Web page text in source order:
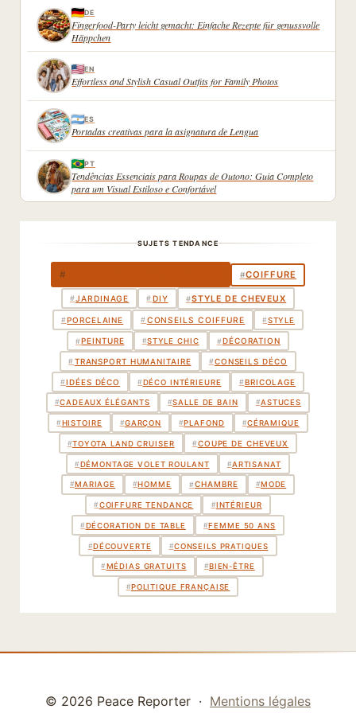
DE
Fingerfood-Party leicht gemacht: Einfache Rezepte für genussvolle
Häppchen
EN
Effortless and Stylish Casual Outfits for Family Photos
ES
Portadas creativas para la asignatura de Lengua
PT
Tendências Essenciais para Roupas de Outono: Guia Completo
para um Visual Estiloso e Confortável
SUJETS TENDANCE
# #COIFFURE
#JARDINAGE #DIY #STYLE DE CHEVEUX
#PORCELAINE #CONSEILS COIFFURE # STYLE
#PEINTURE #STYLE CHIC #DÉCORATION
#TRANSPORT HUMANITAIRE #CONSEILS DÉCO
#IDÉES DÉCO # DÉCO INTÉRIEURE #BRICOLAGE
#CADEAUX ÉLÉGANTS #SALLE DE BAIN #ASTUCES
# HISTOIRE #GARÇON #PLAFOND #CÉRAMIQUE
#TOYOTA LAND CRUISER #COUPE DE CHEVEUX
# DÉMONTAGE VOLET ROULANT #ARTISANAT
#MARIAGE #HOMME #CHAMBRE #MODE
# COIFFURE TENDANCE #INTÉRIEUR
# DÉCORATION DE TABLE #FEMME 50 ANS
#DÉCOUVERTE #CONSEILS PRATIQUES
# MÉDIAS GRATUITS #BIEN-ÊTRE
#POLITIQUE FRANÇAISE
© 2026 Peace Reporter · Mentions légales